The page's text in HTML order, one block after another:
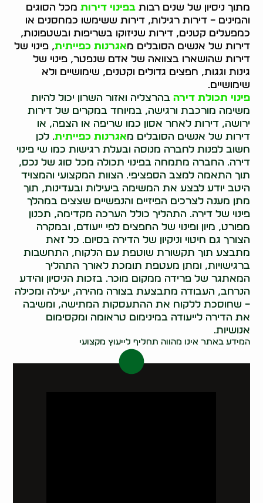
מתוך ניסיון של שנים רבותבפינוי דירות מכל הסוגים
והמינים – דירות רגילות, דירות ששימשו כמחסנים או
כמפעלים קטנים, דירות שניזוקו בשריפות ובשטפונות,
דירות של אנשים הסובלים מאגרנות כפייתית, פינוי של
דירות שהושארו בצוואה של אדם שנפטר, פינוי של
גינות וגגות, חפצים גדולים וקטנים, שימושיים ולא
שימושיים.
פינוי תכולת דירה בהרצליה ואזור השרון יכול להיות
משימה מורכבת ורגישה, במיוחד במקרים של דירות
ירושה, דירות לאחר אסון כמו שריפה או הצפה, או
דירות של אנשים הסובלים מאגרנות כפייתית. לכן
חשוב לפנות לחברה מנוסה ובעלת רגישות כמו שי פינוי
דירה. החברה מתמחה בפינוי תכולה מכל סוג של נכס,
תוך התאמה למצב הספציפי. הצוות המקצועי והמצויד
היטב יודע לבצע את המשימה ביעילות ובעדינות, תוך
מתן מענה לצרכים הפיזיים והנפשיים שצצים במהלך
פינוי של דירה. התהליך כולל הערכה מקדימה, תכנון
מפורט, מיון ופינוי של החפצים לפי ייעודם, ובמקרה
הצורך גם חיטוי וניקיון של הדירה בסיום. כל זאת
מתבצע תוך תקשורת שוטפת עם הלקוח, התחשבות
ברגישויות, ומתן מעטפת תומכת לאורך התהליך
המאתגר של פרידה ממקום מוכר. בזכות הניסיון והידע
הנרחב, העבודה מתבצעת בצורה מהירה, יעילה ומכילה
– שחוסכת ללקוח את ההתעסקות המתישה, ומשיבה
את הדירה לייעודה במינימום טראומה ומקסימום
אנושיות.
המידע באתר אינו מהווה תחליף לייעוץ מקצועי